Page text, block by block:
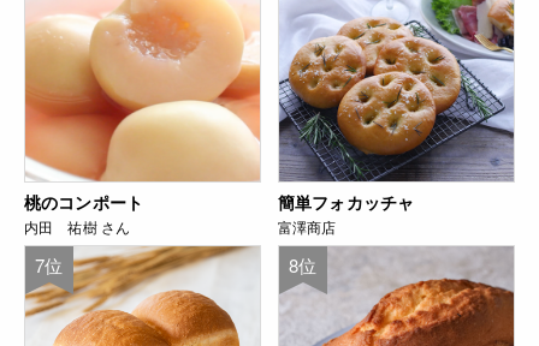
桃のコンポート
内田 祐樹 さん
簡単フォカッチャ
富澤商店
7位 8位